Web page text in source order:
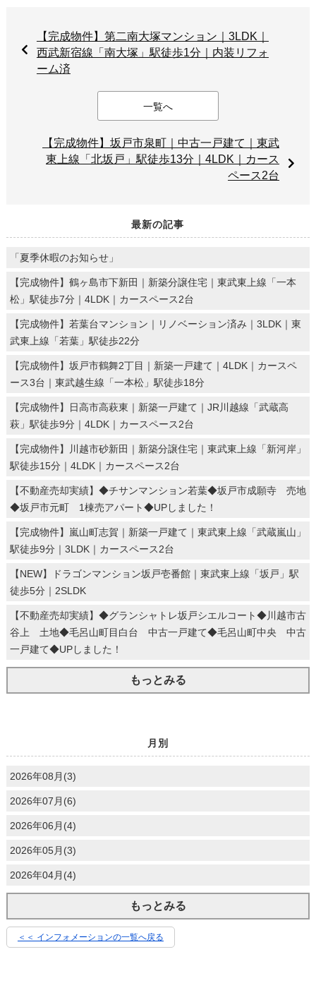
【完成物件】第二南大塚マンション｜3LDK｜
西武新宿線「南大塚」駅徒歩1分｜内装リフォ
ーム済
一覧へ
【完成物件】坂戸市泉町｜中古一戸建て｜東武
東上線「北坂戸」駅徒歩13分｜4LDK｜カース
ペース2台
最新の記事
「夏季休暇のお知らせ」
【完成物件】鶴ヶ島市下新田｜新築分譲住宅｜東武東上線「一本
松」駅徒歩7分｜4LDK｜カースペース2台
【完成物件】若葉台マンション｜リノベーション済み｜3LDK｜東
武東上線「若葉」駅徒歩22分
【完成物件】坂戸市鶴舞2丁目｜新築一戸建て｜4LDK｜カースペ
ース3台｜東武越生線「一本松」駅徒歩18分
【完成物件】日高市高萩東｜新築一戸建て｜JR川越線「武蔵高
萩」駅徒歩9分｜4LDK｜カースペース2台
【完成物件】川越市砂新田｜新築分譲住宅｜東武東上線「新河岸」
駅徒歩15分｜4LDK｜カースペース2台
【不動産売却実績】◆チサンマンション若葉◆坂戸市成願寺 売地
◆坂戸市元町 1棟売アパート◆UPしました！
【完成物件】嵐山町志賀｜新築一戸建て｜東武東上線「武蔵嵐山」
駅徒歩9分｜3LDK｜カースペース2台
【NEW】ドラゴンマンション坂戸壱番館｜東武東上線「坂戸」駅
徒歩5分｜2SLDK
【不動産売却実績】◆グランシャトレ坂戸シエルコート◆川越市古
谷上 土地◆毛呂山町目白台 中古一戸建て◆毛呂山町中央 中古
一戸建て◆UPしました！
もっとみる
月別
2026年08月(3)
2026年07月(6)
2026年06月(4)
2026年05月(3)
2026年04月(4)
もっとみる
＜＜ インフォメーションの一覧へ戻る